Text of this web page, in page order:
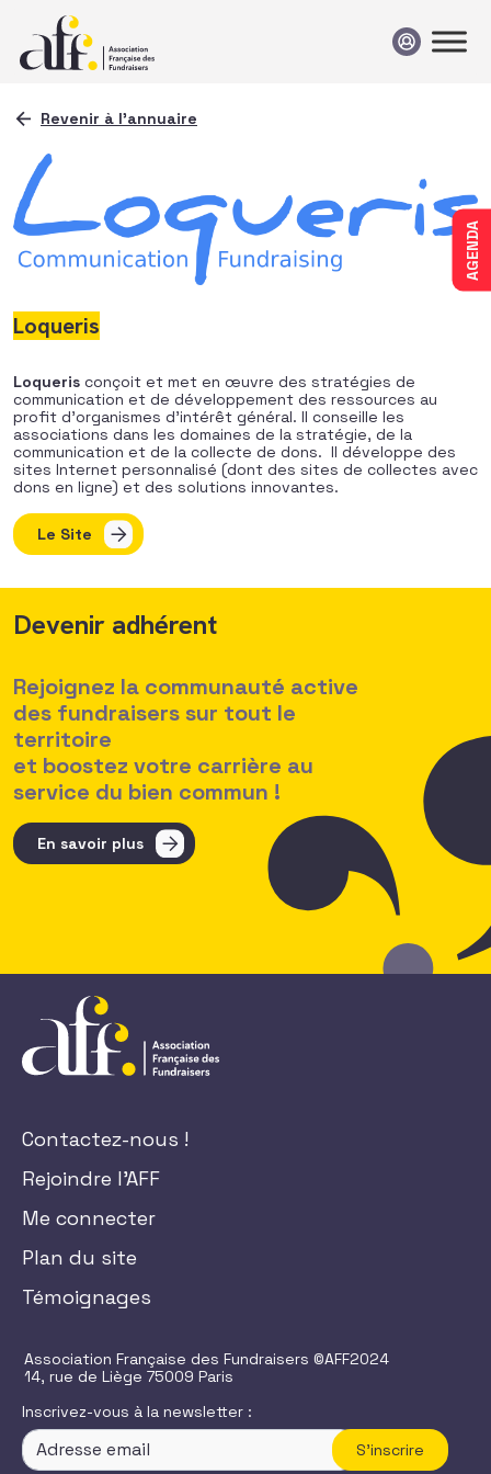
AGENDA
Revenir à l'annuaire
Loqueris
Loqueris conçoit et met en œuvre des stratégies de
communication et de développement des ressources au
profit d’organismes d’intérêt général. Il conseille les
associations dans les domaines de la stratégie, de la
communication et de la collecte de dons. Il développe des
sites Internet personnalisé (dont des sites de collectes avec
dons en ligne) et des solutions innovantes.
Le Site
Devenir adhérent
Rejoignez la communauté active
des fundraisers sur tout le
territoire
et boostez votre carrière au
service du bien commun !
En savoir plus
Contactez-nous !
Rejoindre l'AFF
Me connecter
Plan du site
Témoignages
Association Française des Fundraisers ©AFF2024
14, rue de Liège 75009 Paris
Inscrivez-vous à la newsletter :
S'inscrire